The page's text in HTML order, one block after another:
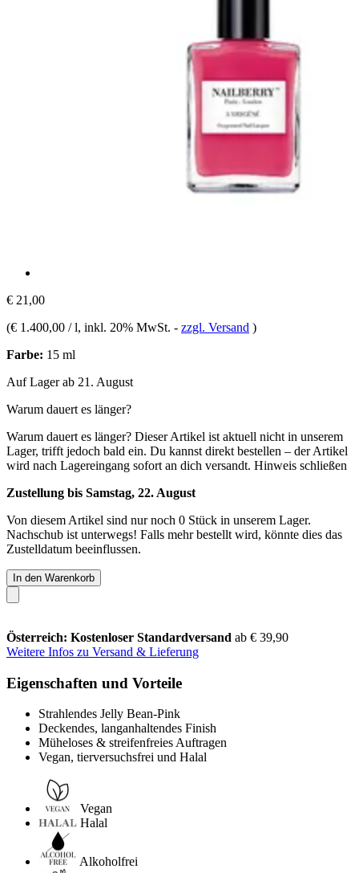
€ 21,00
(€ 1.400,00 / l, inkl. 20% MwSt. - zzgl. Versand )
Farbe: 15 ml
Auf Lager ab 21. August
Warum dauert es länger?
Warum dauert es länger? Dieser Artikel ist aktuell nicht in unserem
Lager, trifft jedoch bald ein. Du kannst direkt bestellen – der Artikel
wird nach Lagereingang sofort an dich versandt. Hinweis schließen
Zustellung bis Samstag, 22. August
Von diesem Artikel sind nur noch 0 Stück in unserem Lager.
Nachschub ist unterwegs! Falls mehr bestellt wird, könnte dies das
Zustelldatum beeinflussen.
In den Warenkorb
Österreich: Kostenloser Standardversand ab € 39,90
Weitere Infos zu Versand & Lieferung
Eigenschaften und Vorteile
Strahlendes Jelly Bean-Pink
Deckendes, langanhaltendes Finish
Müheloses & streifenfreies Auftragen
Vegan, tierversuchsfrei und Halal
Vegan
Halal
Alkoholfrei